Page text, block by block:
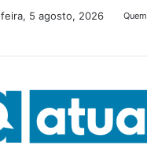
5 agosto, 2026